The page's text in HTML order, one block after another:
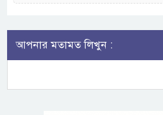
আপনার মতামত লিখুন :